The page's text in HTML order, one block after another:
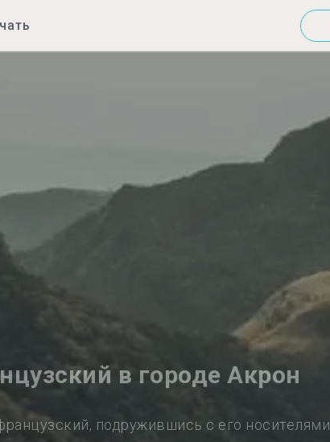
в городе Акрон
подружившись с его носителями